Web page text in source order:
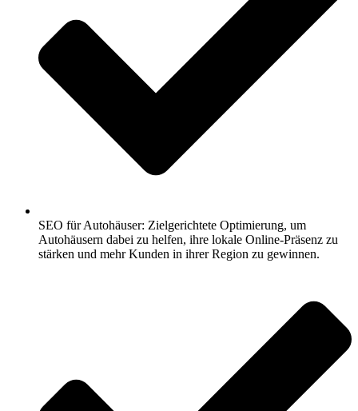
SEO für Autohäuser: Zielgerichtete Optimierung, um
Autohäusern dabei zu helfen, ihre lokale Online-Präsenz zu
stärken und mehr Kunden in ihrer Region zu gewinnen.